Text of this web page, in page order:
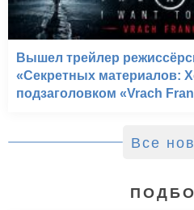
Вышел трейлер
«Секретных материалов:
подзаголовком «Vrach
Все